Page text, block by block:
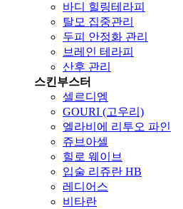
바디 힐링테라피
탈모 집중관리
두피 안정화 관리
브레인 테라피
산후 관리
스킨부스터
셀르디엠
GOURI (고우리)
엘라비에 리투오 파인
쥬브아셀
힐로 웨이브
입술 리쥬란 HB
레디어스
비타란